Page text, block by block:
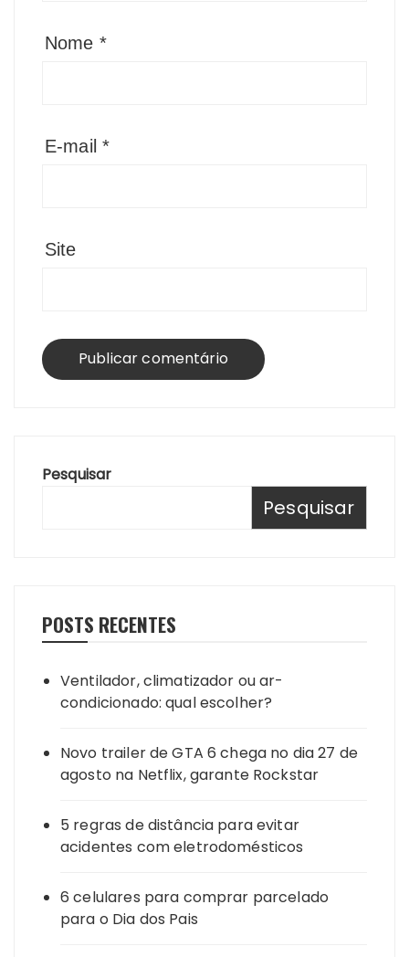
Nome *
E-mail*
Site
Pesquisar
Pesquisar
POSTS RECENTES
Ventilador, climatizador ou ar-
condicionado: qual escolher?
Novo trailer de GTA 6 chega no dia 27 de
agosto na Netflix, garante Rockstar
5 regras de distância para evitar
acidentes com eletrodomésticos
6 celulares para comprar parcelado
para o Dia dos Pais